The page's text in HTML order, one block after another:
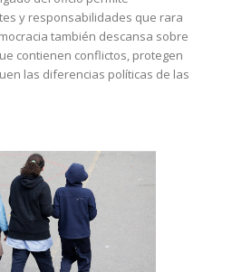
y responsabilidades que rara
también descansa sobre
contienen conflictos, protegen
las diferencias políticas de las